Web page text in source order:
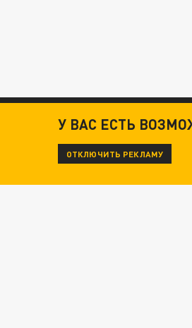
У ВАС ЕСТЬ
ОТКЛЮЧИТЬ РЕКЛАМУ